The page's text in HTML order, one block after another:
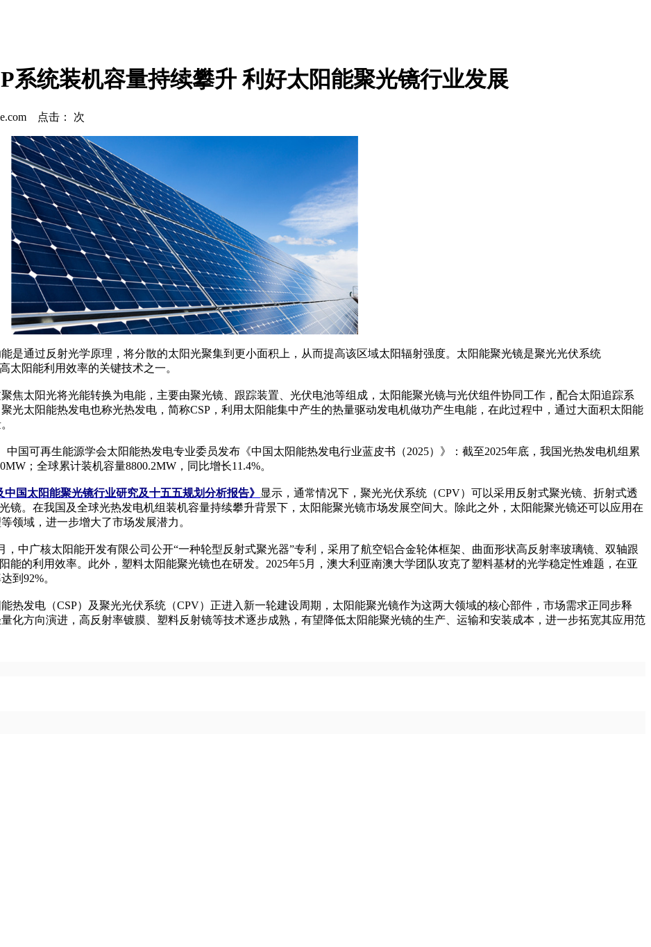
系统装机容量持续攀升 利好太阳能聚光镜行业发展
点击： 次
通过反射光学原理，将分散的太阳光聚集到更小面积上，从而提高该区域太阳辐射强度。太阳能聚光镜是聚光光伏系统
太阳能利用效率的关键技术之一。
太阳光将光能转换为电能，主要由聚光镜、跟踪装置、光伏电池等组成，太阳能聚光镜与光伏组件协同工作，配合太阳追踪系
光太阳能热发电也称光热发电，简称CSP，利用太阳能集中产生的热量驱动发电机做功产生电能，在此过程中，通过大面积太阳能
可再生能源学会太阳能热发电专业委员发布《中国太阳能热发电行业蓝皮书（2025）》：截至2025年底，我国光热发电机组累
；全球累计装机容量8800.2MW，同比增长11.4%。
中国太阳能聚光镜行业研究及十五五规划分析报告》 显示，通常情况下，聚光光伏系统（CPV）可以采用反射式聚光镜、折射式透
镜。在我国及全球光热发电机组装机容量持续攀升背景下，太阳能聚光镜市场发展空间大。除此之外，太阳能聚光镜还可以应用在
领域，进一步增大了市场发展潜力。
广核太阳能开发有限公司公开“一种轮型反射式聚光器”专利，采用了航空铝合金轮体框架、曲面形状高反射率玻璃镜、双轴跟
能的利用效率。此外，塑料太阳能聚光镜也在研发。2025年5月，澳大利亚南澳大学团队攻克了塑料基材的光学稳定性难题，在亚
到92%。
热发电（CSP）及聚光光伏系统（CPV）正进入新一轮建设周期，太阳能聚光镜作为这两大领域的核心部件，市场需求正同步释
化方向演进，高反射率镀膜、塑料反射镜等技术逐步成熟，有望降低太阳能聚光镜的生产、运输和安装成本，进一步拓宽其应用范